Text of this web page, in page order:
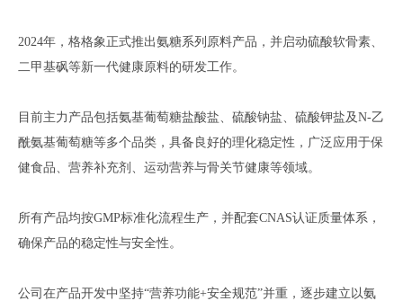
2024年，格格象正式推出氨糖系列原料产品，并启动硫酸软骨素、
二甲基砜等新一代健康原料的研发工作。
目前主力产品包括氨基葡萄糖盐酸盐、硫酸钠盐、硫酸钾盐及N-乙
酰氨基葡萄糖等多个品类，具备良好的理化稳定性，广泛应用于保
健食品、营养补充剂、运动营养与骨关节健康等领域。
所有产品均按GMP标准化流程生产，并配套CNAS认证质量体系，
确保产品的稳定性与安全性。
公司在产品开发中坚持“营养功能+安全规范”并重，逐步建立以氨